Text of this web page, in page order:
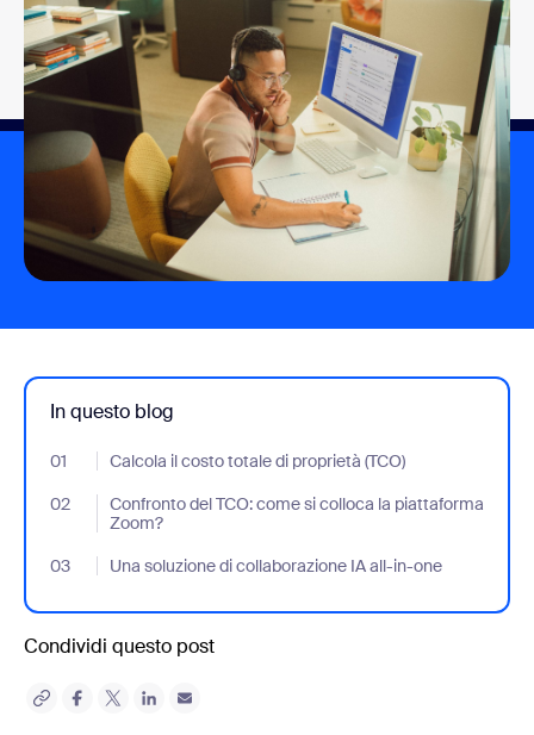
In questo blog
01 Calcola il costo totale di proprietà (TCO)
- Jumplink to Calcola il costo totale di proprietà (TCO)
02
Confronto del TCO: come si colloca la piattaforma
Zoom?
- Jumplink to Confronto del TCO: come si colloca la piattaforma
03 Una soluzione di collaborazione IA all-in-one
- Jumplink to Una soluzione di collaborazione IA all-in-one
Condividi questo post